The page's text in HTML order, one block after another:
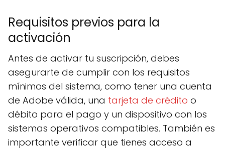
Requisitos previos para la
activación
Antes de activar tu suscripción, debes
asegurarte de cumplir con los requisitos
mínimos del sistema, como tener una cuenta
de Adobe válida, una tarjeta de crédito o
débito para el pago y un dispositivo con los
sistemas operativos compatibles. También es
importante verificar que tienes acceso a